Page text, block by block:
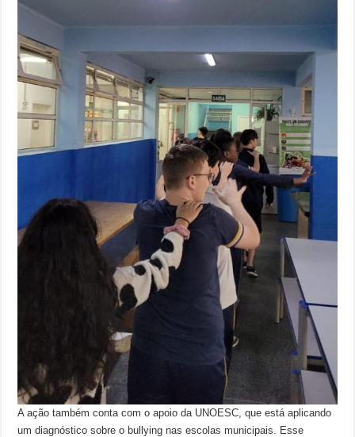
A ação também conta com o apoio da UNOESC, que está aplicando
um diagnóstico sobre o bullying nas escolas municipais. Esse